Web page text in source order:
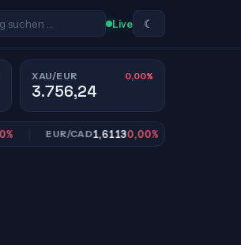
Live ☾
XAU/EUR 0,00%
3.756,24
EUR/CAD1,61130,00%